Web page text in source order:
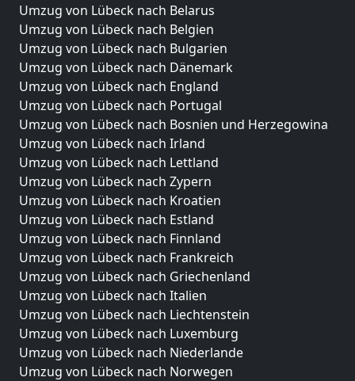
Umzug von Lübeck nach Belarus
Umzug von Lübeck nach Belgien
Umzug von Lübeck nach Bulgarien
Umzug von Lübeck nach Dänemark
Umzug von Lübeck nach England
Umzug von Lübeck nach Portugal
Umzug von Lübeck nach Bosnien und Herzegowina
Umzug von Lübeck nach Irland
Umzug von Lübeck nach Lettland
Umzug von Lübeck nach Zypern
Umzug von Lübeck nach Kroatien
Umzug von Lübeck nach Estland
Umzug von Lübeck nach Finnland
Umzug von Lübeck nach Frankreich
Umzug von Lübeck nach Griechenland
Umzug von Lübeck nach Italien
Umzug von Lübeck nach Liechtenstein
Umzug von Lübeck nach Luxemburg
Umzug von Lübeck nach Niederlande
Umzug von Lübeck nach Norwegen